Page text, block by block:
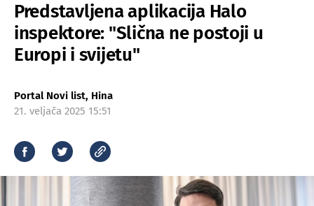
Predstavljena aplikacija Halo
inspektore: "Slična ne postoji u
Europi i svijetu"
Portal Novi list, Hina
21. veljača 2025 15:51